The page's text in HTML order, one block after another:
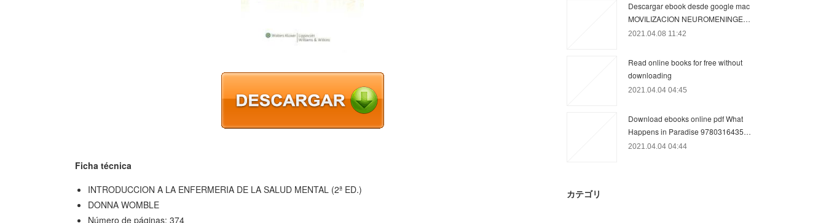
Ficha técnica
INTRODUCCION A LA ENFERMERIA DE LA SALUD MENTAL (2ª ED.)
DONNA WOMBLE
Número de páginas: 374
Descargar ebook desde google mac
MOVILIZACION NEUROMENINGE…
2021.04.08 11:42
Read online books for free without
downloading
2021.04.04 04:45
Download ebooks online pdf What
Happens in Paradise 9780316435…
2021.04.04 04:44
カテゴリ